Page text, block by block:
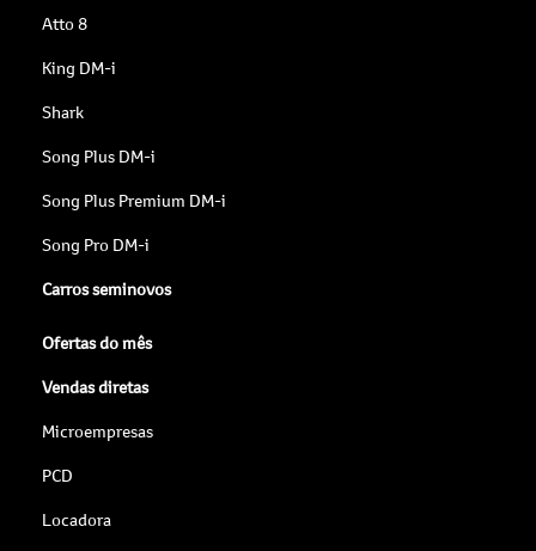
Atto 8
King DM-i
Shark
Song Plus DM-i
Song Plus Premium DM-i
Song Pro DM-i
Carros seminovos
Ofertas do mês
Vendas diretas
Microempresas
PCD
Locadora